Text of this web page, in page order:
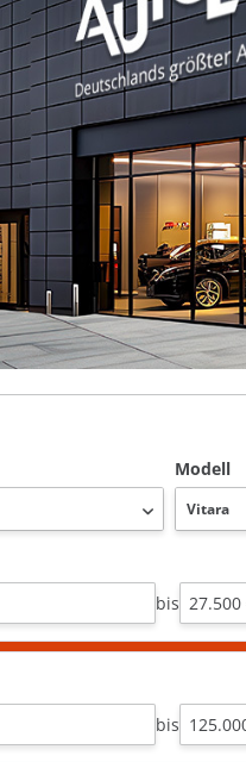
Modell
bis
bis